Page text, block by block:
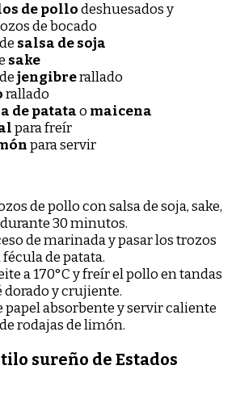
de pollodeshuesados y
de bocado
salsa de soja
sake
jengibrerallado
rallado
de patatao maicena
para freír
para servir
de pollo con salsa de soja, sake,
30 minutos.
de marinada y pasar los trozos
de patata.
a 170°C y freír el pollo en tandas
dorado y crujiente.
papel absorbente y servir caliente
rodajas de limón.
sureño de Estados